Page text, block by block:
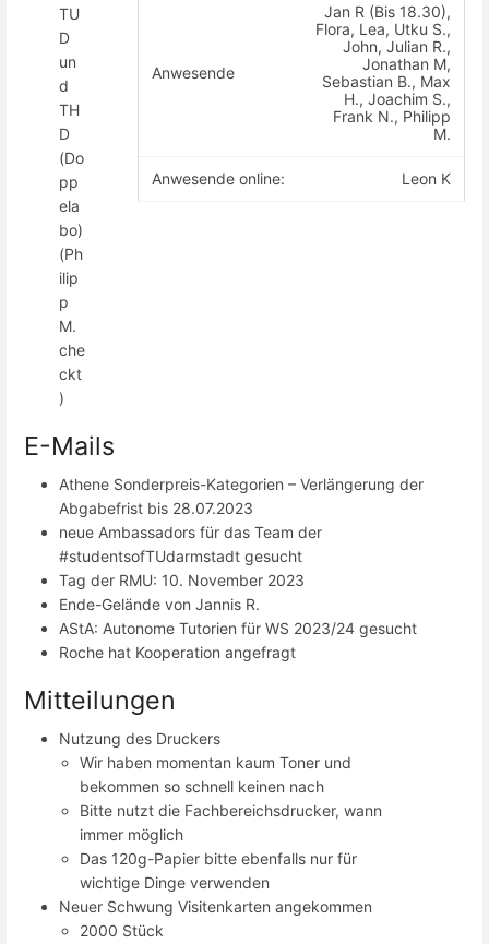
Anwesende
Jan R (Bis 18.30),
Flora, Lea, Utku S.,
John, Julian R.,
Jonathan M,
Sebastian B., Max
H., Joachim S.,
Frank N., Philipp
M.
Anwesende online: Leon K
TU
D
un
d
TH
D
(Do
pp
ela
bo)
(Ph
ilip
p
M.
che
ckt
)
E-Mails
Athene Sonderpreis-Kategorien – Verlängerung der
Abgabefrist bis 28.07.2023
neue Ambassadors für das Team der
#studentsofTUdarmstadt gesucht
Tag der RMU: 10. November 2023
Ende-Gelände von Jannis R.
AStA: Autonome Tutorien für WS 2023/24 gesucht
Roche hat Kooperation angefragt
Mitteilungen
Nutzung des Druckers
Wir haben momentan kaum Toner und
bekommen so schnell keinen nach
Bitte nutzt die Fachbereichsdrucker, wann
immer möglich
Das 120g-Papier bitte ebenfalls nur für
wichtige Dinge verwenden
Neuer Schwung Visitenkarten angekommen
2000 Stück